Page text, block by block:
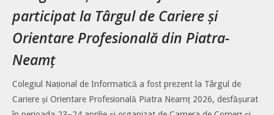
participat la Târgul de Cariere și
Orientare Profesională din Piatra-
Neamț
Colegiul Național de Informatică a fost prezent la Târgul de
Cariere și Orientare Profesională Piatra Neamț 2026, desfășurat